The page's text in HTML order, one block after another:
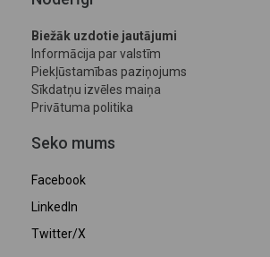
Biežāk uzdotie jautājumi
Informācija par valstīm
Piekļūstamības paziņojums
Sīkdatņu izvēles maiņa
Privātuma politika
Seko mums
Facebook
LinkedIn
Twitter/X